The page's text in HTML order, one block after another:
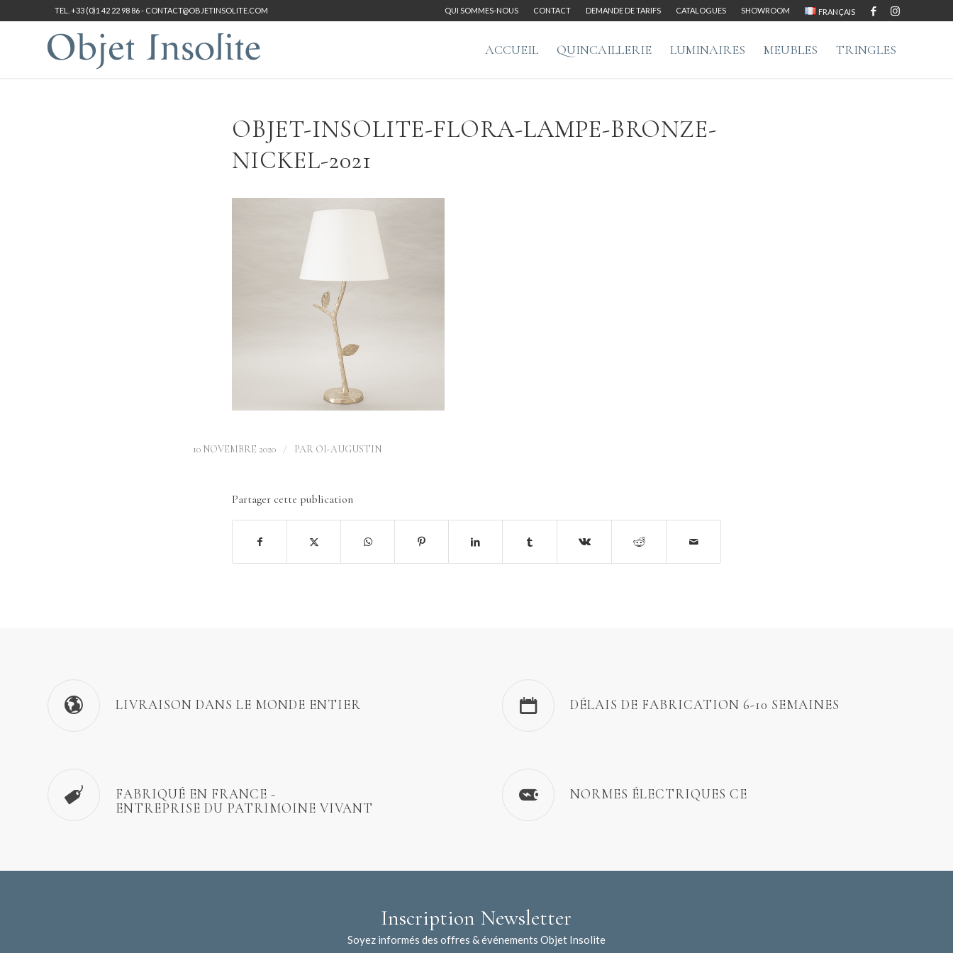
QUI SOMMES-NOUS CONTACT DEMANDE DE TARIFS CATALOGUES SHOWROOM FRANÇAIS
TEL. +33 (0)1 42 22 98 86 - CONTACT@OBJETINSOLITE.COM
ACCUEIL QUINCAILLERIE LUMINAIRES MEUBLES TRINGLES
OBJET-INSOLITE-FLORA-LAMPE-BRONZE-
NICKEL-2021
10 NOVEMBRE 2020 / PAR OI-AUGUSTIN
Partager cette publication
LIVRAISON DANS LE MONDE ENTIER DÉLAIS DE FABRICATION 6-10 SEMAINES
FABRIQUÉ EN FRANCE -
ENTREPRISE DU PATRIMOINE VIVANT
NORMES ÉLECTRIQUES CE
Inscription Newsletter
Soyez informés des offres & événements Objet Insolite